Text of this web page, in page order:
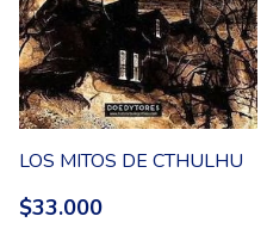
LOS MITOS DE CTHULHU
$33.000